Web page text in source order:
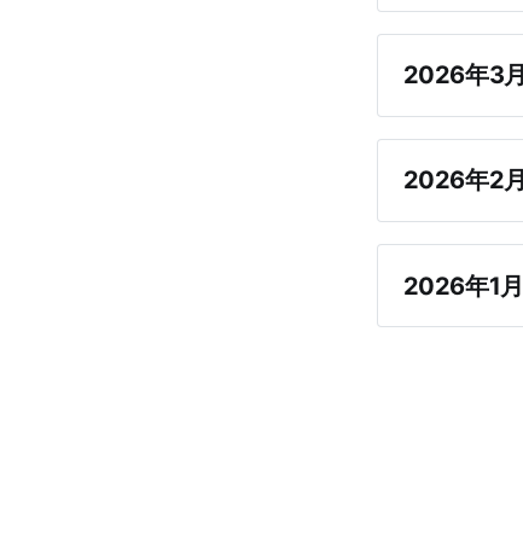
2026年3月
2026年2月
2026年1月